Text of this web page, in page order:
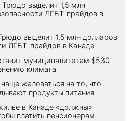
Трюдо выделит 1,5 млн
ЛГБТ-прайдов в
выделит 1,5 млн долларов
ЛГБТ-прайдов в Канаде
муниципалитетам $530
климата
жаловаться на то, что
продукты питания
в Канаде «должны»
платить пенсионерам